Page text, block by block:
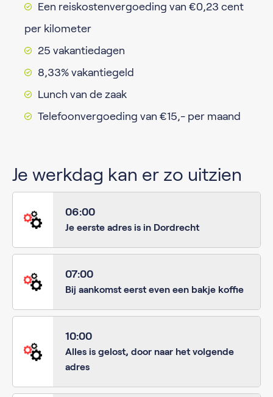
Een reiskostenvergoeding van €0,23 cent
per kilometer
25 vakantiedagen
8,33% vakantiegeld
Lunch van de zaak
Telefoonvergoeding van €15,- per maand
Je werkdag kan er zo uitzien
06:00
Je eerste adres is in Dordrecht
07:00
Bij aankomst eerst even een bakje koffie
10:00
Alles is gelost, door naar het volgende
adres